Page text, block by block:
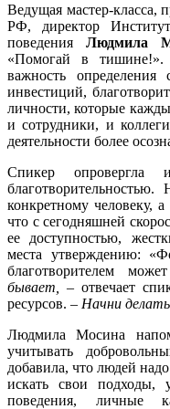
Ведущая мастер-
РФ, директор
поведения Людмила
«Помогай в тишине!».
важность
инвестиций,
личности, которые
и сотрудники, и
деятельности более
Спикер
конкретному человеку,
что с сегодняшней
ее доступностью,
места утверждению:
благотворителем
бывает,
– отвечает
ресурсов. – Начни
Людмила Мосина
учитывать
добавила, что людей
искать свои подходы,
поведения, личные